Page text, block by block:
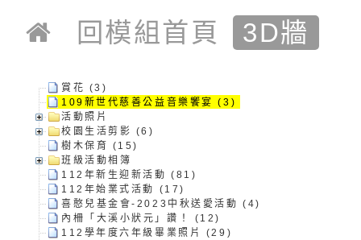
梯次)」
海報電子檔及活動介
檢送桃園市政府家庭
「小桃家7月課程資
「HELLO新鮮人」
養練習題」、「青少
書會」、「親密關係
坊」、「祖孫樂淘桃
有關本局115年「暑
年─青春專案」LED
字稿
為配合政府政策宣導
者權益暨落實保護青
環境
檢送桃園市政府LED
字稿及LCD託播影片
有關桃園市政府家庭
服務資源資訊
檢送桃園市政府LED
回模組首頁
3D牆
賞花 (3)
109新世代慈善公益音樂饗宴 (3)
活動照片
校園生活剪影 (6)
樹木保育 (15)
班級活動相簿
112年新生迎新活動 (81)
112年始業式活動 (17)
喜憨兒基金會-2023中秋送愛活動 (4)
內柵「大溪小狀元」讚！ (12)
112學年度六年級畢業照片 (29)